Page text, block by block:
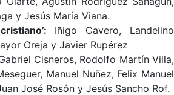
y Jesús María Viana.
Iñigo Cavero, Landelino
Oreja y Javier Rupérez
Cisneros, Rodolfo Martín Villa,
Manuel Nuñez, Felix Manuel
José Rosón y Jesús Sancho Rof.